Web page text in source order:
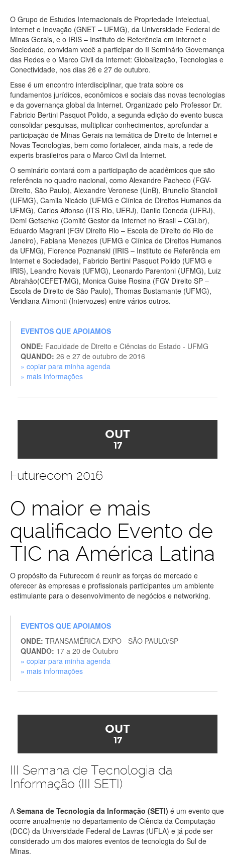
O Grupo de Estudos Internacionais de Propriedade Intelectual,
Internet e Inovação (GNET – UFMG), da Universidade Federal de
Minas Gerais, e o IRIS – Instituto de Referência em Internet e
Sociedade, convidam você a participar do II Seminário Governança
das Redes e o Marco Civil da Internet: Globalização, Tecnologias e
Conectividade, nos dias 26 e 27 de outubro.
Esse é um encontro interdisciplinar, que trata sobre os
fundamentos jurídicos, econômicos e sociais das novas tecnologias
e da governança global da Internet. Organizado pelo Professor Dr.
Fabricio Bertini Pasquot Polido, a segunda edição do evento busca
consolidar pesquisas, multiplicar conhecimentos, aprofundar a
participação de Minas Gerais na temática de Direito de Internet e
Novas Tecnologias, bem como fortalecer, ainda mais, a rede de
experts brasileiros para o Marco Civil da Internet.
O seminário contará com a participação de acadêmicos que são
referência no quadro nacional, como Alexandre Pacheco (FGV-
Direito, São Paulo), Alexandre Veronese (UnB), Brunello Stancioli
(UFMG), Camila Nicácio (UFMG e Clínica de Direitos Humanos da
UFMG), Carlos Affonso (ITS Rio, UERJ), Danilo Doneda (UFRJ),
Demi Getschko (Comitê Gestor da Internet no Brasil – CGI.br),
Eduardo Magrani (FGV Direito Rio – Escola de Direito do Rio de
Janeiro), Fabiana Menezes (UFMG e Clínica de Direitos Humanos
da UFMG), Florence Poznanski (IRIS – Instituto de Referência em
Internet e Sociedade), Fabricio Bertini Pasquot Polido (UFMG e
IRIS), Leandro Novais (UFMG), Leonardo Parentoni (UFMG), Luiz
Abrahão(CEFET/MG), Monica Guise Rosina (FGV Direito SP –
Escola de Direito de São Paulo), Thomas Bustamante (UFMG),
Veridiana Alimonti (Intervozes) entre vários outros.
EVENTOS QUE APOIAMOS
ONDE: Faculdade de Direito e Ciências do Estado - UFMG
QUANDO: 26 e 27 de outubro de 2016
» copiar para minha agenda
» mais informações
OUT
17
Futurecom 2016
O maior e mais
qualificado Evento de
TIC na América Latina
O propósito da Futurecom é reunir as forças do mercado e
oferecer às empresas e profissionais participantes um ambiente
estimulante para o desenvolvimento de negócios e networking.
EVENTOS QUE APOIAMOS
ONDE: TRANSAMÉRICA EXPO - SÃO PAULO/SP
QUANDO: 17 a 20 de Outubro
» copiar para minha agenda
» mais informações
OUT
17
III Semana de Tecnologia da
Informação (III SETI)
A Semana de Tecnologia da Informação (SETI) é um evento que
ocorre anualmente no departamento de Ciência da Computação
(DCC) da Universidade Federal de Lavras (UFLA) e já pode ser
considerado um dos maiores eventos de tecnologia do Sul de
Minas.